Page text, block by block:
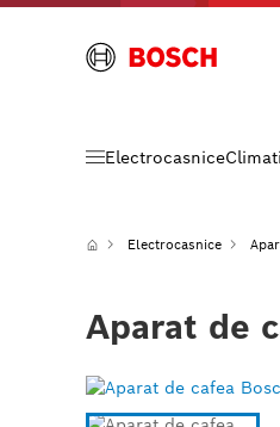
Electrocasnice
Electrocasnice
Aparat de